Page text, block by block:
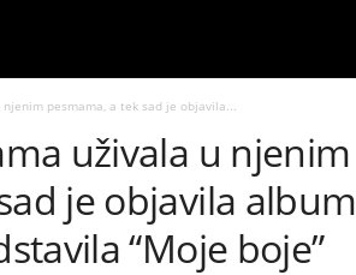
pesmama, a tek sad je objavila...
uživala u njenim
je objavila album
“Moje boje”